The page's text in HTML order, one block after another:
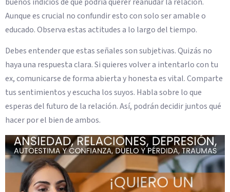
Aunque es crucial no confundir esto con solo ser amable o
educado. Observa estas actitudes a lo largo del tiempo.
Debes entender que estas señales son subjetivas. Quizás no
haya una respuesta clara. Si quieres volver a intentarlo con tu
ex, comunicarse de forma abierta y honesta es vital. Comparte
tus sentimientos y escucha los suyos. Habla sobre lo que
esperas del futuro de la relación. Así, podrán decidir juntos qué
hacer por el bien de ambos.